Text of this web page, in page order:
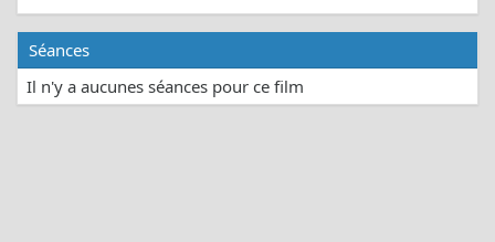
Séances
Il n'y a aucunes séances pour ce film